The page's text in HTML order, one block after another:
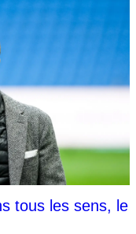
tous les sens, le